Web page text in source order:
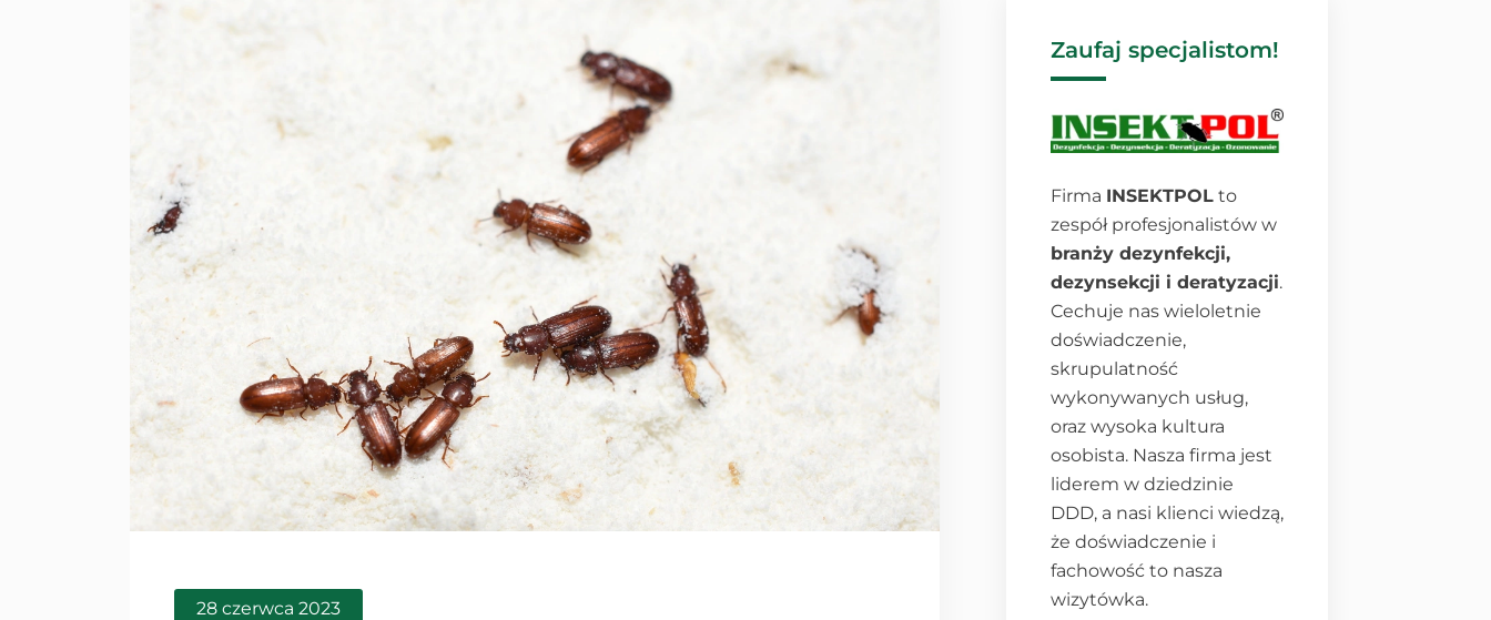
28 czerwca 2023
Zaufaj specjalistom!
Firma INSEKTPOL to
zespół profesjonalistów w
branży dezynfekcji,
dezynsekcji i deratyzacji.
Cechuje nas wieloletnie
doświadczenie,
skrupulatność
wykonywanych usług,
oraz wysoka kultura
osobista. Nasza firma jest
liderem w dziedzinie
DDD, a nasi klienci wiedzą,
że doświadczenie i
fachowość to nasza
wizytówka.